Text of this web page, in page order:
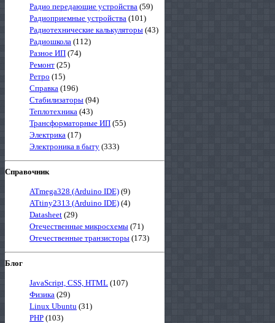
Радио передающие устройства (59)
Радиоприемные устройства (101)
Радиотехнические калькуляторы (43)
Радиошкола (112)
Разное ИП (74)
Ремонт (25)
Ретро (15)
Справка (196)
Стабилизаторы (94)
Теплотехника (43)
Трансформаторные ИП (55)
Электрика (17)
Электроника в быту (333)
Справочник
ATmega328 (Arduino IDE) (9)
ATtiny2313 (Arduino IDE) (4)
Datasheet (29)
Отечественные микросхемы (71)
Отечественные транзисторы (173)
Блог
JavaScript, CSS, HTML (107)
Физика (29)
Linux Ubuntu (31)
PHP (103)